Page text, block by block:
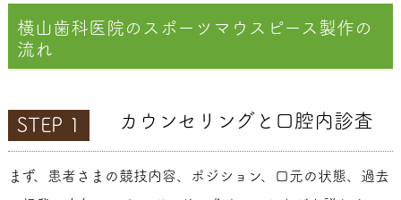
横山歯科医院のスポーツマウスピース製作の
流れ
STEP 1 カウンセリングと口腔内診査
まず、患者さまの競技内容、ポジション、口元の状態、過去